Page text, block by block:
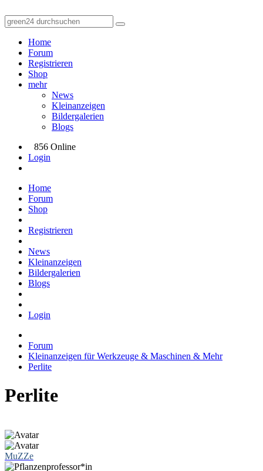
Home
Forum
Registrieren
Shop
mehr
News
Kleinanzeigen
Bildergalerien
Blogs
856 Online
Login
Home
Forum
Shop
Registrieren
News
Kleinanzeigen
Bildergalerien
Blogs
Login
Forum
Kleinanzeigen für Werkzeuge & Maschinen & Mehr
Perlite
Perlite
MuZZe